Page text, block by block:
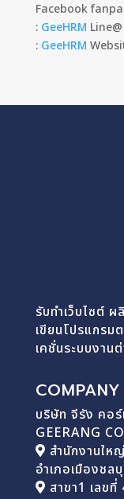
Facebook
: GeeHRM
: GeeHRM
รับทำเว็บไซต์ ผ
เขียนโปรแกร
เคชั่นระบบงาน
บริษัท จีรัง คอร์
GEERANG
สำนักงานให
อำเภอเมืองช
สาขา1 เลข